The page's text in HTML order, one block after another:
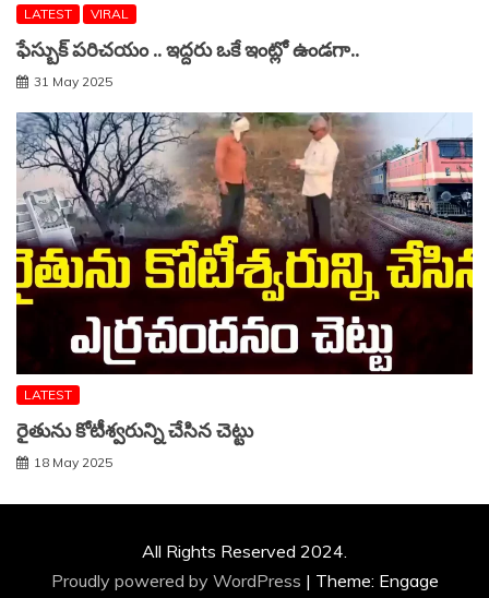
LATEST VIRAL
ఫేస్బుక్ పరిచయం .. ఇద్దరు ఒకే ఇంట్లో ఉండగా..
31 May 2025
LATEST
రైతును కోటీశ్వరున్ని చేసిన చెట్టు
18 May 2025
All Rights Reserved 2024.
Proudly powered by WordPress | Theme: Engage